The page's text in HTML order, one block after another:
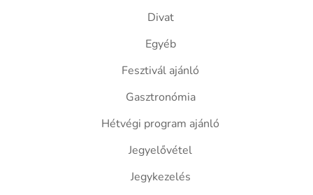
Divat
Egyéb
Fesztivál ajánló
Gasztronómia
Hétvégi program ajánló
Jegyelővétel
Jegykezelés